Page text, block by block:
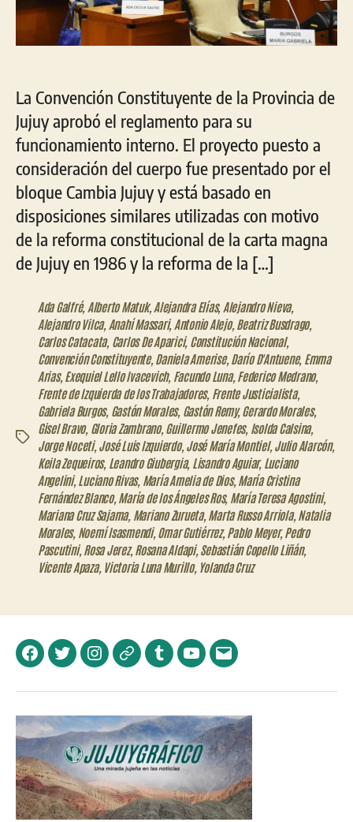
La Convención Constituyente de la Provincia de
Jujuy aprobó el reglamento para su
funcionamiento interno. El proyecto puesto a
consideración del cuerpo fue presentado por el
bloque Cambia Jujuy y está basado en
disposiciones similares utilizadas con motivo
de la reforma constitucional de la carta magna
de Jujuy en 1986 y la reforma de la […]
Etiquetas
Ada Galfré, Alberto Matuk, Alejandra Elías, Alejandro Nieva,
Alejandro Vilca, Anahí Massari, Antonio Alejo, Beatriz Busdrago,
Carlos Catacata, Carlos De Aparici, Constitución Nacional,
Convención Constituyente, Daniela Amerise, Darío D'Antuene, Emma
Arias, Exequiel Lello Ivacevich, Facundo Luna, Federico Medrano,
Frente de Izquierda de los Trabajadores, Frente Justicialista,
Gabriela Burgos, Gastón Morales, Gastón Remy,Gerardo Morales,
Gisel Bravo, Gloria Zambrano, Guillermo Jenefes, Isolda Calsina,
Jorge Noceti, José Luis Izquierdo, José María Montiel, Julio Alarcón,
Keila Zequeiros, Leandro Giubergia, Lisandro Aguiar, Luciano
Angelini, Luciano Rivas, María Amelia de Dios, María Cristina
Fernández Blanco, María de los Ángeles Ros, María Teresa Agostini,
Mariana Cruz Sajama, Mariano Zurueta, Marta Russo Arriola, Natalia
Morales, Noemí Isasmendi, Omar Gutiérrez, Pablo Meyer,Pedro
Pascutini, Rosa Jerez, Rosana Aldapi, Sebastián Copello Liñán,
Vicente Apaza, Victoria Luna Murillo, Yolanda Cruz
FacebookTwitterInstagramTelegramTumblrYouTubeCorreo